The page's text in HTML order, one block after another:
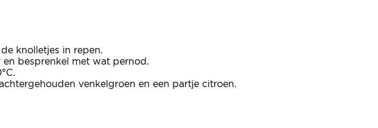
knolletjes in repen.
en besprenkel met wat pernod.
venkelgroen en een partje citroen.